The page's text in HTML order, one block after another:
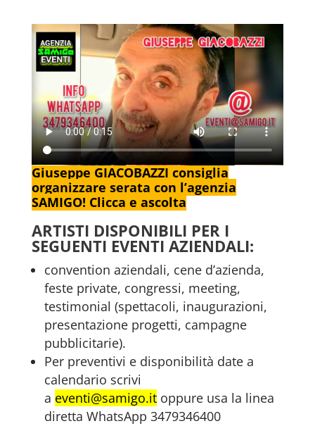
Giuseppe GIACOBAZZI consiglia
organizzare serata con l’agenzia
SAMIGO! Clicca e ascolta
ARTISTI DISPONIBILI PER I
SEGUENTI EVENTI AZIENDALI:
convention aziendali, cene d’azienda,
feste private, congressi, meeting,
testimonial (spettacoli, inaugurazioni,
presentazione progetti, campagne
pubblicitarie).
Per preventivi e disponibilità date a
calendario scrivi
a eventi@samigo.itoppure usa la linea
diretta WhatsApp 3479346400